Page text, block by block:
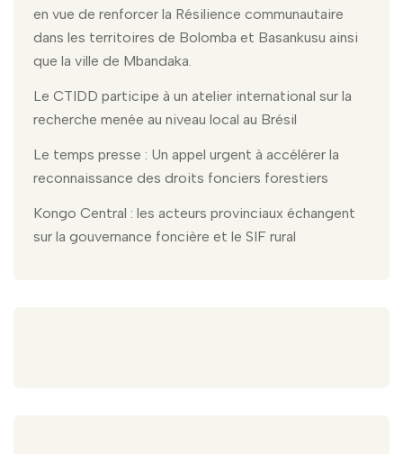
en vue de renforcer la Résilience communautaire
dans les territoires de Bolomba et Basankusu ainsi
que la ville de Mbandaka.
Le CTIDD participe à un atelier international sur la
recherche menée au niveau local au Brésil
Le temps presse : Un appel urgent à accélérer la
reconnaissance des droits fonciers forestiers
Kongo Central : les acteurs provinciaux échangent
sur la gouvernance foncière et le SIF rural